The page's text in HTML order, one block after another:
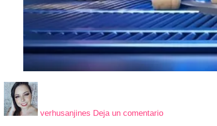
verhusanjines Deja un comentarioTIENE